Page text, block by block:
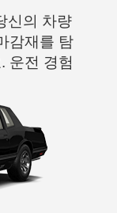
신의 차량
감재를 탐
운전 경험